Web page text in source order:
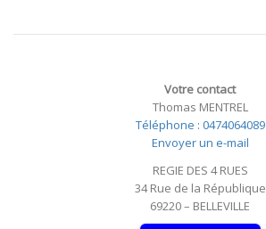
Votre contact
Thomas MENTREL
Téléphone : 0474064089
Envoyer un e-mail
REGIE DES 4 RUES
34 Rue de la République
69220 – BELLEVILLE